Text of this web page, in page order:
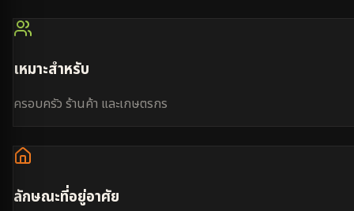
เหมาะสำหรับ
ครอบครัว ร้านค้า และเกษตรกร
ลักษณะที่อยู่อาศัย